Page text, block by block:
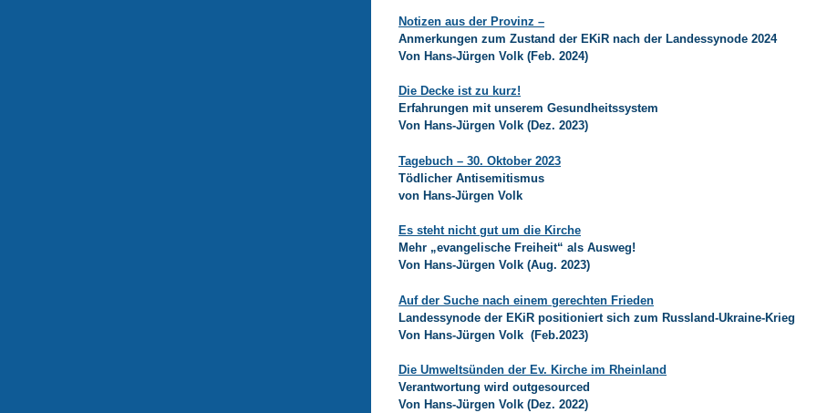
Notizen aus der Provinz –
Anmerkungen zum Zustand der EKiR nach der Landessynode 2024
Von Hans-Jürgen Volk (Feb. 2024)
Die Decke ist zu kurz!
Erfahrungen mit unserem Gesundheitssystem
Von Hans-Jürgen Volk (Dez. 2023)
Tagebuch – 30. Oktober 2023
Tödlicher Antisemitismus
von Hans-Jürgen Volk
Es steht nicht gut um die Kirche
Mehr „evangelische Freiheit“ als Ausweg!
Von Hans-Jürgen Volk (Aug. 2023)
Auf der Suche nach einem gerechten Frieden
Landessynode der EKiR positioniert sich zum Russland-Ukraine-Krieg
Von Hans-Jürgen Volk (Feb.2023)
Die Umweltsünden der Ev. Kirche im Rheinland
Verantwortung wird outgesourced
Von Hans-Jürgen Volk (Dez. 2022)